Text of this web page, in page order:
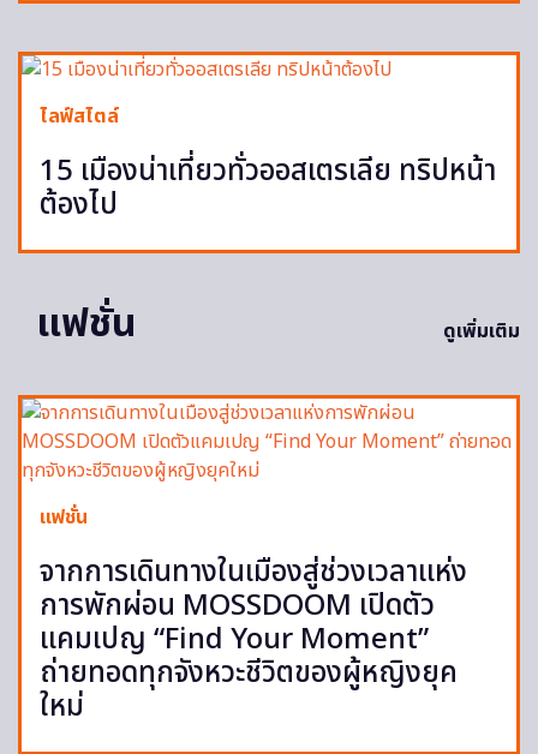
ไลฟ์สไตล์
15 เมืองน่าเที่ยวทั่วออสเตรเลีย ทริปหน้า
ต้องไป
แฟชั่น ดูเพิ่มเติม
แฟชั่น
จากการเดินทางในเมืองสู่ช่วงเวลาแห่ง
การพักผ่อน MOSSDOOM เปิดตัว
แคมเปญ “Find Your Moment”
ถ่ายทอดทุกจังหวะชีวิตของผู้หญิงยุค
ใหม่